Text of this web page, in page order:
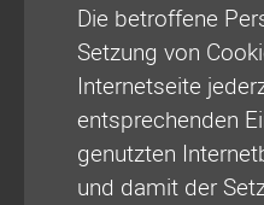
Die betroffene
Setzung von
Internetseite
entsprechenden
genutzten
und damit der